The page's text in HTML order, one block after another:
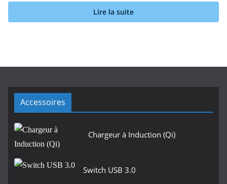
Lire la suite
Accessoires
Chargeur à Induction (Qi)
Switch USB 3.0